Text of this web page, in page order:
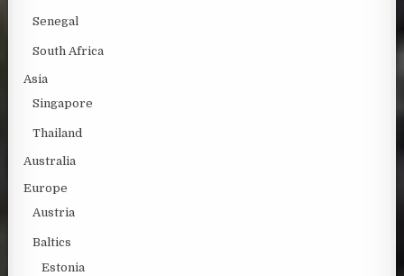
Senegal
South Africa
Asia
Singapore
Thailand
Australia
Europe
Austria
Baltics
Estonia